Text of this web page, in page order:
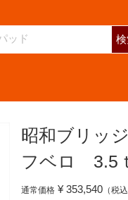
昭和ブリッ
フベロ 3.5
通常価格 ¥ 353,540（税込